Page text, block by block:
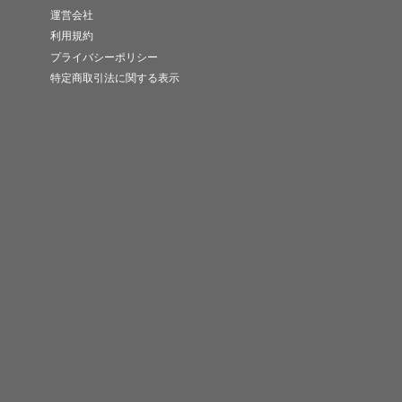
運営会社
利用規約
プライバシーポリシー
特定商取引法に関する表示